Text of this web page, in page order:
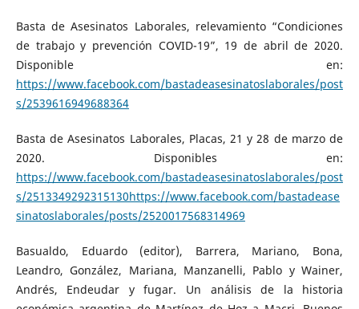
Basta de Asesinatos Laborales, relevamiento “Condiciones
de trabajo y prevención COVID-19”, 19 de abril de 2020.
Disponible en:
https://www.facebook.com/bastadeasesinatoslaborales/post
s/2539616949688364
Basta de Asesinatos Laborales, Placas, 21 y 28 de marzo de
2020. Disponibles en:
https://www.facebook.com/bastadeasesinatoslaborales/post
s/2513349292315130https://www.facebook.com/bastadease
sinatoslaborales/posts/2520017568314969
Basualdo, Eduardo (editor), Barrera, Mariano, Bona,
Leandro, González, Mariana, Manzanelli, Pablo y Wainer,
Andrés, Endeudar y fugar. Un análisis de la historia